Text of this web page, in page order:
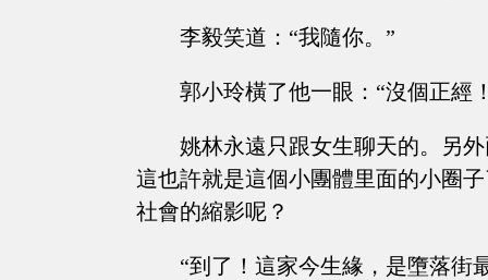
李毅笑道：“我隨你。”
郭小玲橫了他一眼：“沒個正經
姚林永遠只跟女生聊天的。另
這也許就是這個小團體里面的小圈
社會的縮影呢？
“到了！這家今生緣，是墮落街